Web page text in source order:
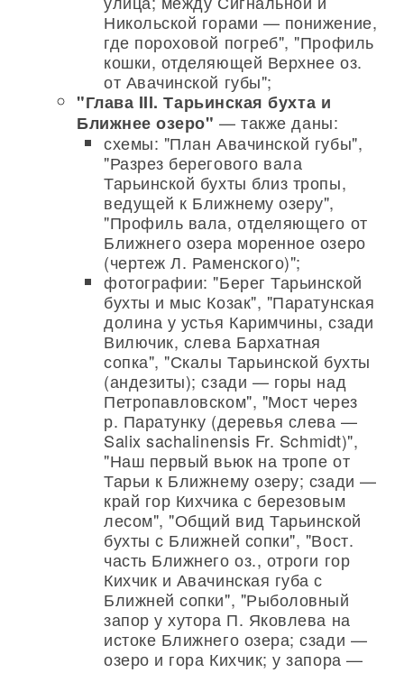
Никольской горами — понижение,
где пороховой погреб", "Профиль
кошки, отделяющей Верхнее оз.
от Авачинской губы";
"Глава III. Тарьинская бухта и
Ближнее озеро" — также даны:
схемы: "План Авачинской губы",
"Разрез берегового вала
Тарьинской бухты близ тропы,
ведущей к Ближнему озеру",
"Профиль вала, отделяющего от
Ближнего озера моренное озеро
(чертеж Л. Раменского)";
фотографии: "Берег Тарьинской
бухты и мыс Козак", "Паратунская
долина у устья Каримчины, сзади
Вилючик, слева Бархатная
сопка", "Скалы Тарьинской бухты
(андезиты); сзади — горы над
Петропавловском", "Мост через
р. Паратунку (деревья слева —
Salix sachalinensis Fr. Schmidt)",
"Наш первый вьюк на тропе от
Тарьи к Ближнему озеру; сзади —
край гор Кихчика с березовым
лесом", "Общий вид Тарьинской
бухты с Ближней сопки", "Вост.
часть Ближнего оз., отроги гор
Кихчик и Авачинская губа с
Ближней сопки", "Рыболовный
запор у хутора П. Яковлева на
истоке Ближнего озера; сзади —
озеро и гора Кихчик; у запора —